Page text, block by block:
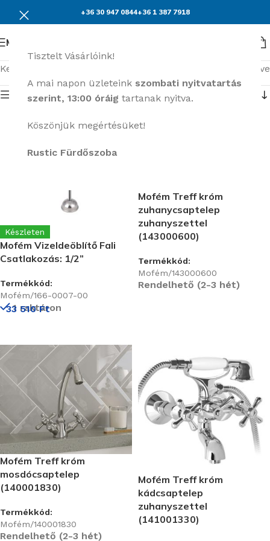
Tisztelt Vásárlóink!
A mai napon üzleteink szombati nyitvatartás
szerint, 13:00 óráig tartanak nyitva.
Köszönjük megértésüket!
Rustic Fürdőszoba
+36 30 947 0844+36 1 387 7918
Menü
Kezdőlap Mind a(z) 4 találat megjelenítve
Termék menü
Készleten
Mofém Vizeldeöblítő Fali
Csatlakozás: 1/2”
Termékkód:
Mofém/166-0007-00
1 raktáron
Mofém Treff króm
zuhanycsaptelep
zuhanyszettel
(143000600)
Termékkód:
Mofém/143000600
Rendelhető (2-3 hét)
33 510Ft
Mofém Treff króm
mosdócsaptelep
(140001830)
Termékkód:
Mofém/140001830
Rendelhető (2-3 hét)
Mofém Treff króm
kádcsaptelep
zuhanyszettel
(141001330)